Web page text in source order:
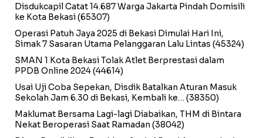
Disdukcapil Catat 14.687 Warga Jakarta Pindah Domisili
ke Kota Bekasi(65307)
Operasi Patuh Jaya 2025 di Bekasi Dimulai Hari Ini,
Simak 7 Sasaran Utama Pelanggaran Lalu Lintas (45324)
SMAN 1 Kota Bekasi Tolak Atlet Berprestasi dalam
PPDB Online 2024(44614)
Usai Uji Coba Sepekan, Disdik Batalkan Aturan Masuk
Sekolah Jam 6.30 di Bekasi, Kembali ke… (38350)
Maklumat Bersama Lagi-lagi Diabaikan, THM di Bintara
Nekat Beroperasi Saat Ramadan (38042)